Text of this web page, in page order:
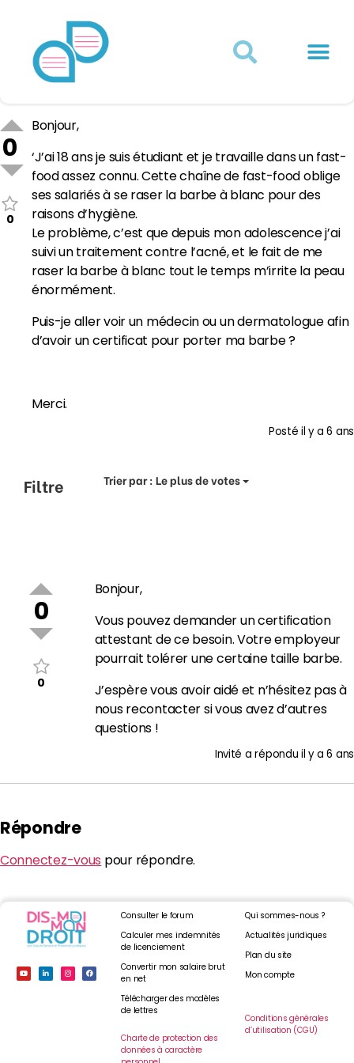
0
0
Bonjour,
‘J’ai 18 ans je suis étudiant et je travaille dans un fast-
food assez connu. Cette chaîne de fast-food oblige
ses salariés à se raser la barbe à blanc pour des
raisons d’hygiène.
Le problème, c’est que depuis mon adolescence j’ai
suivi un traitement contre l’acné, et le fait de me
raser la barbe à blanc tout le temps m’irrite la peau
énormément.
Puis-je aller voir un médecin ou un dermatologue afin
d’avoir un certificat pour porter ma barbe ?
Merci.
Postéil y a 6 ans
Filtre Trier par :Le plus de votes
0
0
Bonjour,
Vous pouvez demander un certification
attestant de ce besoin. Votre employeur
pourrait tolérer une certaine taille barbe.
J’espère vous avoir aidé et n’hésitez pas à
nous recontacter si vous avez d’autres
questions !
Invité a réponduil y a 6 ans
Répondre
Connectez-vous pour répondre.
Consulter le forum
Calculer mes indemnités
de licenciement
Convertir mon salaire brut
en net
Télécharger des modèles
de lettres
Charte de protection des
données à caractère
Qui sommes-nous ?
Actualités juridiques
Plan du site
Mon compte
Conditions générales
d’utilisation (CGU)